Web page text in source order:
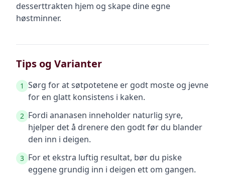
desserttrakten hjem og skape dine egne
høstminner.
Tips og Varianter
1 Sørg for at søtpotetene er godt moste og jevne
for en glatt konsistens i kaken.
2 Fordi ananasen inneholder naturlig syre,
hjelper det å drenere den godt før du blander
den inn i deigen.
3 For et ekstra luftig resultat, bør du piske
eggene grundig inn i deigen ett om gangen.